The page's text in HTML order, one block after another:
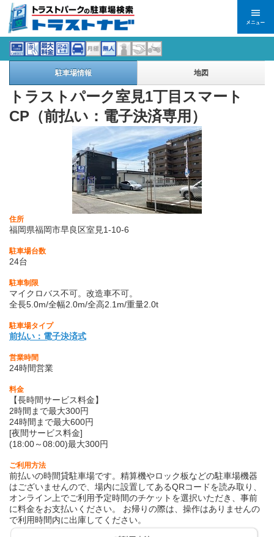
駐車場情報 地図
トラストパーク室見1丁目スマート
CP（前払い：電子決済専用）
住所
福岡県福岡市早良区室見1-10-6
駐車場台数
24台
駐車制限
マイクロバス不可。改造車不可。
全長5.0m/全幅2.0m/全高2.1m/重量2.0t
駐車場タイプ
前払い：電子決済式
営業時間
24時間営業
料金
【長時間サービス料金】
2時間まで最大300円
24時間まで最大600円
[夜間サービス料金]
(18:00～08:00)最大300円
ご利用方法
前払いの時間貸駐車場です。精算機やロック板などの駐車場機器
はございませんので、場内に設置してあるQRコードを読み取り、
オンライン上でご利用予定時間のチケットを選択いただき、事前
に料金をお支払いください。 お帰りの際は、操作はありませんの
で利用時間内に出庫してください。